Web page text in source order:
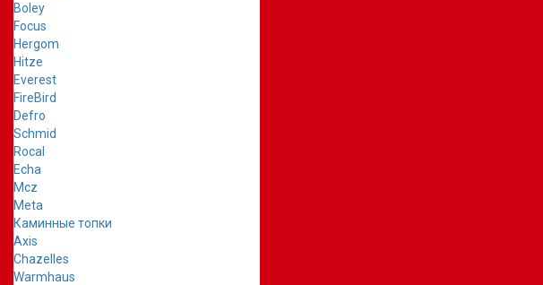
Boley
Focus
Hergom
Hitze
Everest
FireBird
Defro
Schmid
Rocal
Echa
Mcz
Meta
Каминные топки
Axis
Chazelles
Warmhaus